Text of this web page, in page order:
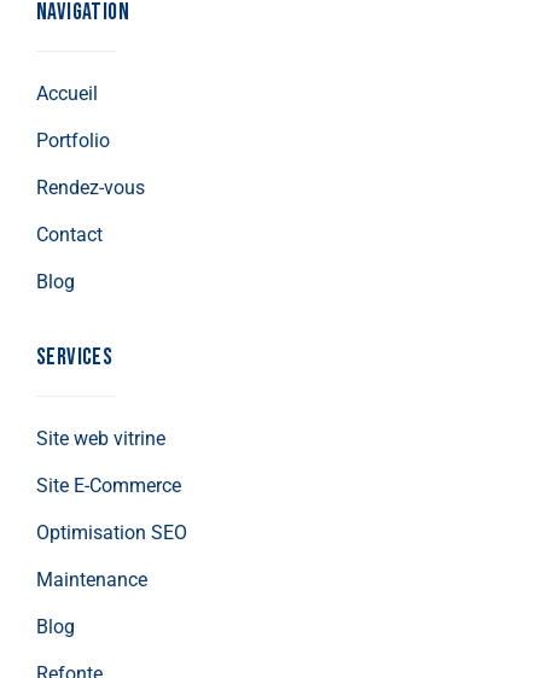
NAVIGATION
Accueil
Portfolio
Rendez-vous
Contact
Blog
SERVICES
Site web vitrine
Site E-Commerce
Optimisation SEO
Maintenance
Blog